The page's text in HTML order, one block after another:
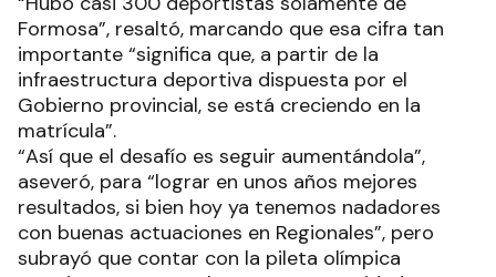
Formosa”, resaltó, marcando que esa cifra tan
importante “significa que, a partir de la
infraestructura deportiva dispuesta por el
Gobierno provincial, se está creciendo en la
matrícula”.
“Así que el desafío es seguir aumentándola”,
aseveró, para “lograr en unos años mejores
resultados, si bien hoy ya tenemos nadadores
con buenas actuaciones en Regionales”, pero
subrayó que contar con la pileta olímpica